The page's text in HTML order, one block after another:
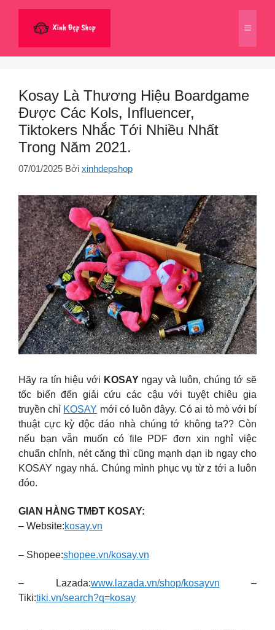
dung
Menu
Kosay Là Thương Hiệu Boardgame
Được Các Kols, Influencer,
Tiktokers Nhắc Tới Nhiều Nhất
Trong Năm 2021.
07/01/2025 Bởi xinhdepshop
Hãy ra tín hiệu với KOSAYngay và luôn, chúng tớ sẽ
tốc biến đến giải cứu các cậu với tuyệt chiêu gia
truyền chỉ KOSAY mới có luôn đâyy. Có ai tò mò với bí
thuật cực kỳ độc đáo nhà chúng tớ không ta?? Còn
nếu bạn vẫn muốn có file PDF đơn xin nghỉ việc
chuẩn chỉnh, nét căng thì cũng mạnh dạn ib ngay cho
KOSAY ngay nhá. Chúng mình phục vụ từ z tới a luôn
đóo.
GIAN HÀNG TMĐT KOSAY:
– Website:kosay.vn
– Shopee:shopee.vn/kosay.vn
– Lazada:www.lazada.vn/shop/kosayvn –
Tiki:tiki.vn/search?q=kosay